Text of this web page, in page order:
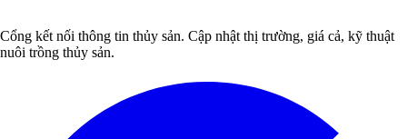
Cổng kết nối thông tin thủy sản. Cập nhật thị trường, giá cả, kỹ thuật
nuôi trồng thủy sản.